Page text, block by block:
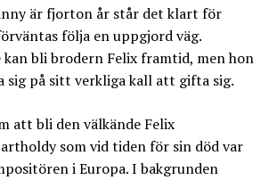
är fjorton år står det klart för
följa en uppgjord väg.
kan bli brodern Felix framtid, men hon
sig på sitt verkliga kall att gifta sig.
att bli den välkände Felix
som vid tiden för sin död var
i Europa. I bakgrunden